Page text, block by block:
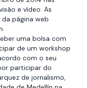
e vídeo. As
página web
uma bolsa com
de um workshop
com o seu
participar do
de jornalismo,